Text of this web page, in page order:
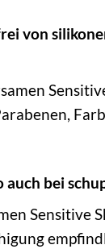
von
bei
Sensitive